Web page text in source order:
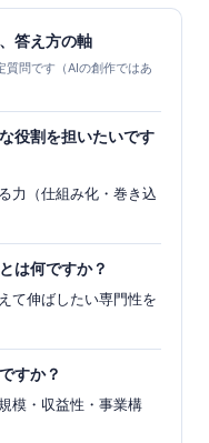
答え方の軸
質問です（AIの創作ではあ
役割を担いたいです
力（仕組み化・巻き込
は何ですか？
て伸ばしたい専門性を
すか？
模・収益性・事業構